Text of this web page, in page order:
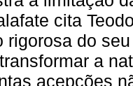
cita
rigorosa do
a
acepções